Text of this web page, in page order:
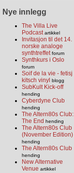
Nye innlegg
The Villa Live
Podcastartikkel
Invitasjon til det 14.
norske analoge
synthtreffet forum
Synthkurs i Oslo
forum
Soif de la vie - fetisj
kitsch vinyl
blogg
SubKult Kick-off
hending
Cyberdyne Club
hending
The Altern80s Club:
The End hending
The Altern80s Club
(November Edition)
hending
The Altern80s Club
hending
New Alternative
Venue artikkel